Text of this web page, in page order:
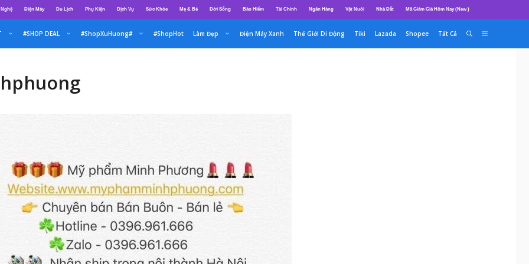
Điện Máy Du Lịch Phụ Kiện Dịch Vụ Sức Khỏe Mẹ & Bé Đời Sống Bảo Hiểm Tài Chính Ngân Hàng Vật Nuôi Nhà Đất Mã Giảm Giá Hôm Nay (New )
#SHOP DEAL #ShopXuHuong# #ShopHot Làm Đẹp Điện Máy Xanh Thế Giới Di Động Tiki Lazada Shopee Tất Cả